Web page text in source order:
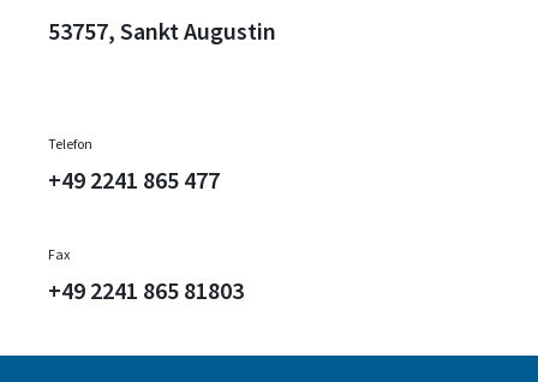
53757, Sankt Augustin
Telefon
+49 2241 865 477
Fax
+49 2241 865 81803